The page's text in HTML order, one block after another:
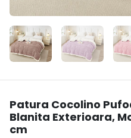
Patura Cocolino
Blanita Exterioara,
cm